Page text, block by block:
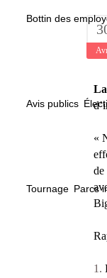
Bottin des
Avis publics
Tournage Parcs
«
de